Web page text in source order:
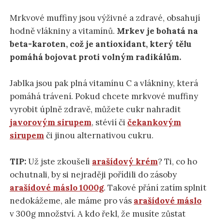
Mrkvové muffiny jsou výživné a zdravé, obsahují
hodně vlákniny a vitamínů. Mrkev je bohatá na
beta-karoten, což je antioxidant, který tělu
pomáhá bojovat proti volným radikálům.
Jablka jsou pak plná vitamínu C a vlákniny, která
pomáhá trávení. Pokud chcete mrkvové muffiny
vyrobit úplně zdravě, můžete cukr nahradit
javorovým sirupem, stévií či čekankovým
sirupem či jinou alternativou cukru.
TIP:Už jste zkoušeli arašídový krém? Ti, co ho
ochutnali, by si nejraději pořídili do zásoby
arašídové máslo 1000g. Takové přání zatím splnit
nedokážeme, ale máme pro vás arašídové máslo
v 300g množství. A kdo řekl, že musíte zůstat